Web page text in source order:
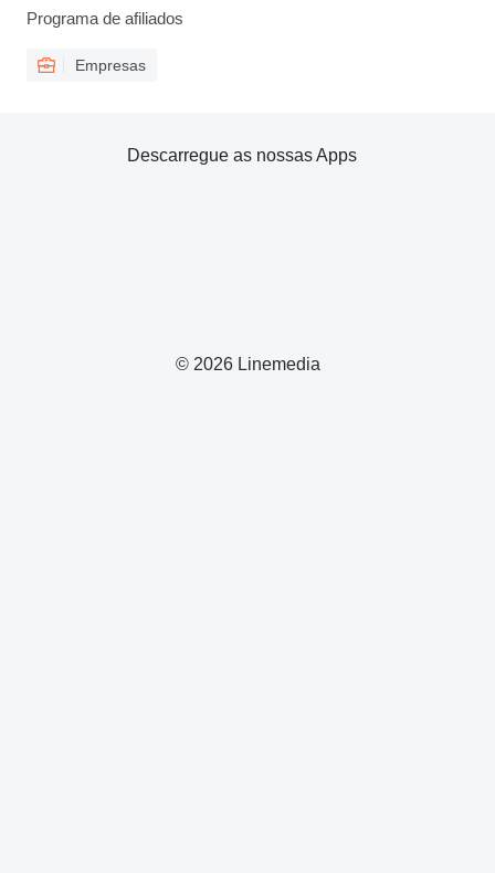
Programa de afiliados
Empresas
© 2026 Linemedia
Descarregue as nossas Apps